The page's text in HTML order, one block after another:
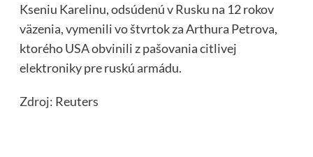
Kseniu Karelinu, odsúdenú v Rusku na 12 rokov
väzenia, vymenili vo štvrtok za Arthura Petrova,
ktorého USA obvinili z pašovania citlivej
elektroniky pre ruskú armádu.
Zdroj: Reuters